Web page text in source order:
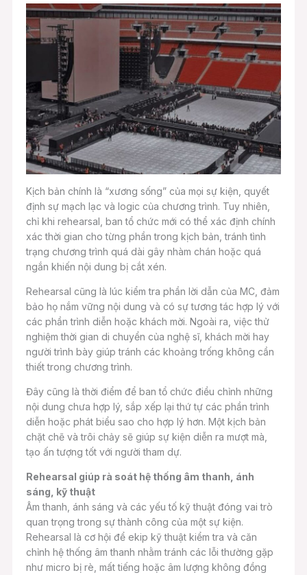
Kịch bản chính là “xương sống” của mọi sự kiện, quyết
định sự mạch lạc và logic của chương trình. Tuy nhiên,
chỉ khi rehearsal, ban tổ chức mới có thể xác định chính
xác thời gian cho từng phần trong kịch bản, tránh tình
trạng chương trình quá dài gây nhàm chán hoặc quá
ngắn khiến nội dung bị cắt xén.
Rehearsal cũng là lúc kiểm tra phần lời dẫn của MC, đảm
bảo họ nắm vững nội dung và có sự tương tác hợp lý với
các phần trình diễn hoặc khách mời. Ngoài ra, việc thử
nghiệm thời gian di chuyển của nghệ sĩ, khách mời hay
người trình bày giúp tránh các khoảng trống không cần
thiết trong chương trình.
Đây cũng là thời điểm để ban tổ chức điều chỉnh những
nội dung chưa hợp lý, sắp xếp lại thứ tự các phần trình
diễn hoặc phát biểu sao cho hợp lý hơn. Một kịch bản
chặt chẽ và trôi chảy sẽ giúp sự kiện diễn ra mượt mà,
tạo ấn tượng tốt với người tham dự.
Rehearsal giúp rà soát hệ thống âm thanh, ánh
sáng, kỹ thuật
Âm thanh, ánh sáng và các yếu tố kỹ thuật đóng vai trò
quan trọng trong sự thành công của một sự kiện.
Rehearsal là cơ hội để ekip kỹ thuật kiểm tra và căn
chỉnh hệ thống âm thanh nhằm tránh các lỗi thường gặp
như micro bị rè, mất tiếng hoặc âm lượng không đồng